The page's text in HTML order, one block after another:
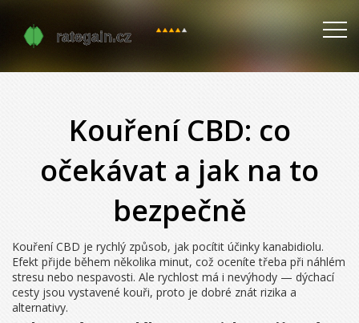
Kouření CBD: co
očekávat a jak na to
bezpečně
Kouření CBD je rychlý způsob, jak pocítit účinky kanabidiolu.
Efekt přijde během několika minut, což oceníte třeba při náhlém
stresu nebo nespavosti. Ale rychlost má i nevýhody — dýchací
cesty jsou vystavené kouři, proto je dobré znát rizika a
alternativy.